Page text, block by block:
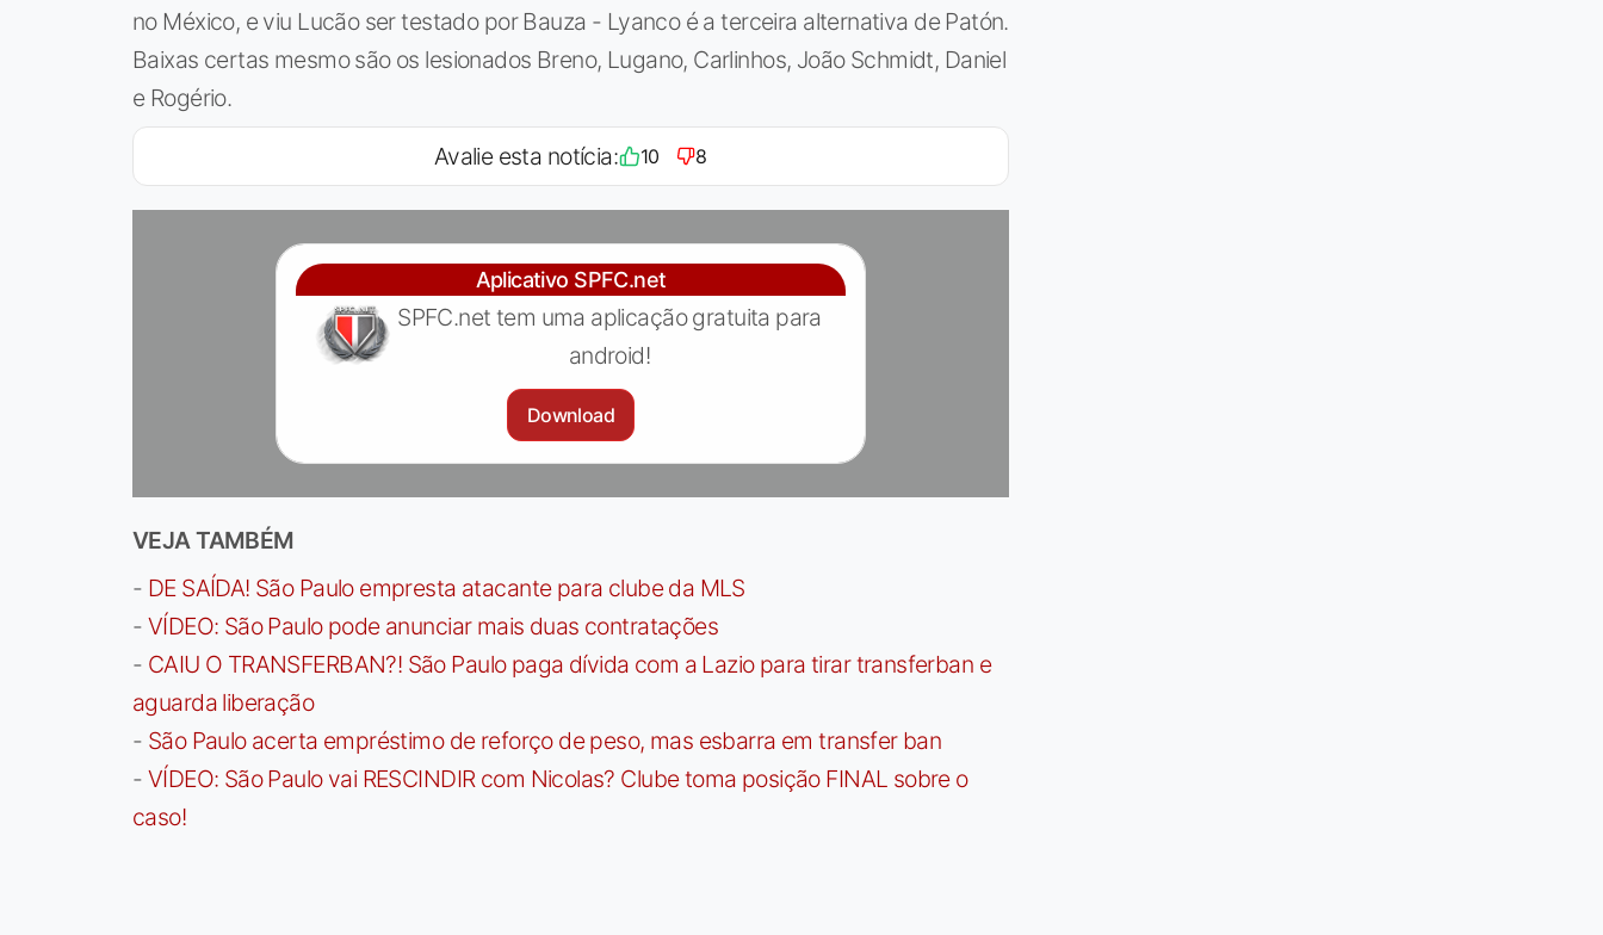
no México, e viu Lucão ser testado por Bauza - Lyanco é a terceira alternativa de Patón.
Baixas certas mesmo são os lesionados Breno, Lugano, Carlinhos, João Schmidt, Daniel
e Rogério.
Avalie esta notícia: 10 8
Aplicativo SPFC.net
SPFC.net tem uma aplicação gratuita para
android!
Download
VEJA TAMBÉM
- DE SAÍDA! São Paulo empresta atacante para clube da MLS
- VÍDEO: São Paulo pode anunciar mais duas contratações
- CAIU O TRANSFERBAN?! São Paulo paga dívida com a Lazio para tirar transferban e
aguarda liberação
- São Paulo acerta empréstimo de reforço de peso, mas esbarra em transfer ban
- VÍDEO: São Paulo vai RESCINDIR com Nicolas? Clube toma posição FINAL sobre o
caso!